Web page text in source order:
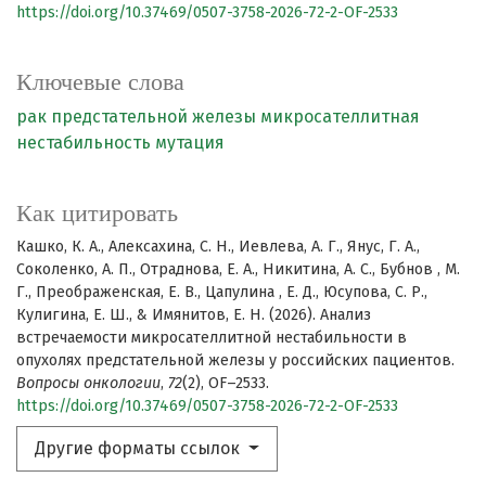
Ключевые слова
рак предстательной железы микросателлитная
нестабильность мутация
Как цитировать
Кашко, К. А., Алексахина, С. Н., Иевлева, А. Г., Янус, Г. А.,
Соколенко, А. П., Отраднова, Е. А., Никитина, А. С., Бубнов , М.
Г., Преображенская, Е. В., Цапулина , Е. Д., Юсупова, С. Р.,
Кулигина, Е. Ш., & Имянитов, Е. Н. (2026). Анализ
встречаемости микросателлитной нестабильности в
опухолях предстательной железы у российских пациентов.
Вопросы онкологии, 72(2), OF–2533.
https://doi.org/10.37469/0507-3758-2026-72-2-OF-2533
Другие форматы ссылок
https://doi.org/10.37469/0507-3758-2026-72-2-OF-2533